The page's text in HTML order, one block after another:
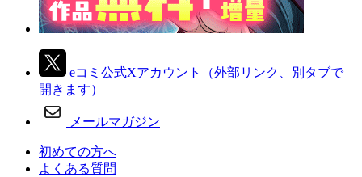
eコミ公式Xアカウント
（外部リンク、別タブで
開きます）
メールマガジン
初めての方へ
よくある質問